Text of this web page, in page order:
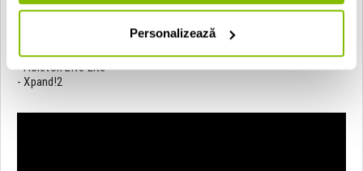
Personalizează
- alimentare prin USB compatibila cu Mac sau PC
Software inclus:
- Ableton Live Lite
- Xpand!2